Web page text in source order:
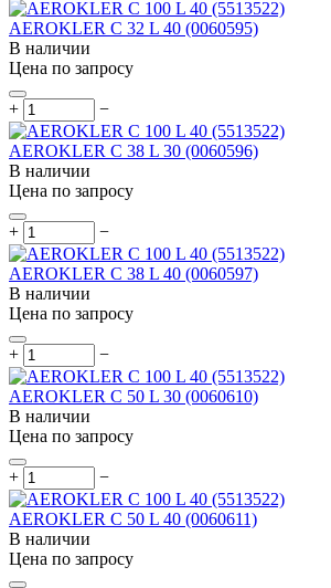
AEROKLER C 32 L 40 (0060595)
В наличии
Цена по запросу
+ −
AEROKLER C 38 L 30 (0060596)
В наличии
Цена по запросу
+ −
AEROKLER C 38 L 40 (0060597)
В наличии
Цена по запросу
+ −
AEROKLER C 50 L 30 (0060610)
В наличии
Цена по запросу
+ −
AEROKLER C 50 L 40 (0060611)
В наличии
Цена по запросу